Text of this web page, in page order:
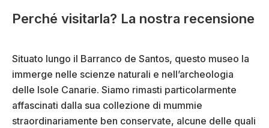
Perché visitarla? La nostra recensione
Situato lungo il Barranco de Santos, questo museo la
immerge nelle scienze naturali e nell’archeologia
delle Isole Canarie. Siamo rimasti particolarmente
affascinati dalla sua collezione di mummie
straordinariamente ben conservate, alcune delle quali